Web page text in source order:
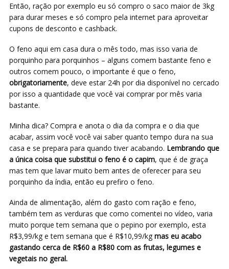
Então, ração por exemplo eu só compro o saco maior de 3kg
para durar meses e só compro pela internet para aproveitar
cupons de desconto e cashback.
O feno aqui em casa dura o mês todo, mas isso varia de
porquinho para porquinhos – alguns comem bastante feno e
outros comem pouco, o importante é que o feno,
obrigatoriamente, deve estar 24h por dia disponível no cercado
por isso a quantidade que você vai comprar por mês varia
bastante.
Minha dica? Compra e anota o dia da compra e o dia que
acabar, assim você você vai saber quanto tempo dura na sua
casa e se prepara para quando tiver acabando. Lembrando que
a única coisa que substitui o feno é o capim, que é de graça
mas tem que lavar muito bem antes de oferecer para seu
porquinho da índia, então eu prefiro o feno.
Ainda de alimentação, além do gasto com ração e feno,
também tem as verduras que como comentei no vídeo, varia
muito porque tem semana que o pepino por exemplo, esta
R$3,99/kg e tem semana que é R$10,99/kg mas eu acabo
gastando cerca de R$60 a R$80 com as frutas, legumes e
vegetais no geral.